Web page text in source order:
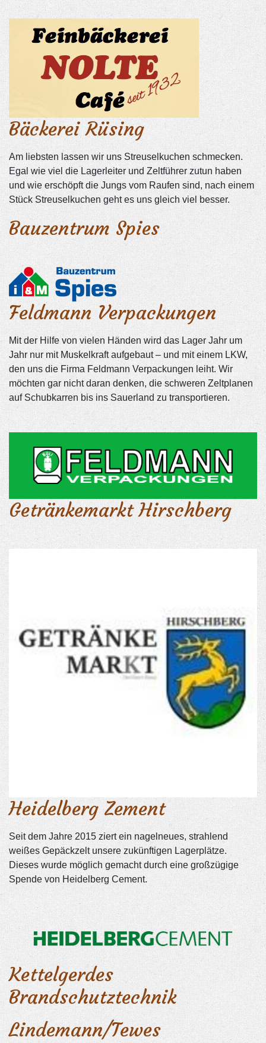
Bäckerei Rüsing
Am liebsten lassen wir uns Streuselkuchen schmecken.
Egal wie viel die Lagerleiter und Zeltführer zutun haben
und wie erschöpft die Jungs vom Raufen sind, nach einem
Stück Streuselkuchen geht es uns gleich viel besser.
Bauzentrum Spies
Feldmann Verpackungen
Mit der Hilfe von vielen Händen wird das Lager Jahr um
Jahr nur mit Muskelkraft aufgebaut – und mit einem LKW,
den uns die Firma Feldmann Verpackungen leiht. Wir
möchten gar nicht daran denken, die schweren Zeltplanen
auf Schubkarren bis ins Sauerland zu transportieren.
Getränkemarkt Hirschberg
Heidelberg Zement
Seit dem Jahre 2015 ziert ein nagelneues, strahlend
weißes Gepäckzelt unsere zukünftigen Lagerplätze.
Dieses wurde möglich gemacht durch eine großzügige
Spende von Heidelberg Cement.
Kettelgerdes
Brandschutztechnik
Lindemann/Tewes